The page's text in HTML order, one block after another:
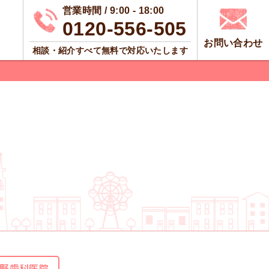
営業時間 / 9:00 - 18:00
0120-556-505
相談・紹介すべて無料で対応いたします
お問い合わせ